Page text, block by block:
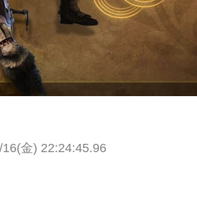
金) 22:24:45.96